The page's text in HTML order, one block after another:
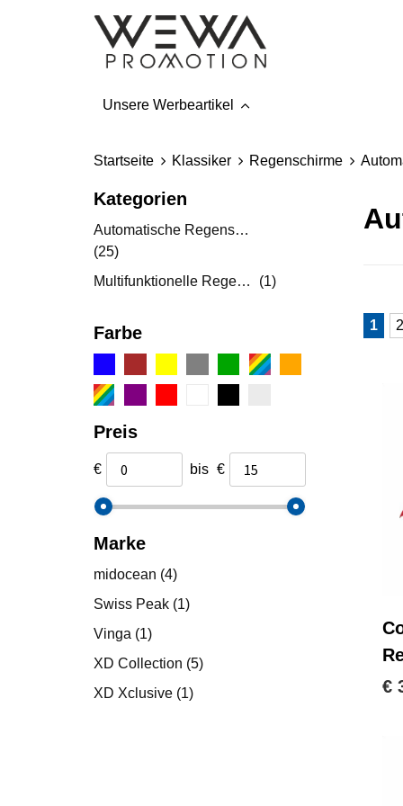
Unsere Werbeartikel
Startseite Klassiker Regenschirme
Kategorien
Automatische Regenschirme
(25)
Multifunktionelle Regenschirme
(1)
Farbe
Preis
€ bis €
Marke
midocean (4)
Swiss Peak (1)
Vinga (1)
XD Collection (5)
XD Xclusive (1)
1 2
€